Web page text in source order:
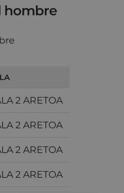
hombre
2 ARETOA
2 ARETOA
2 ARETOA
2 ARETOA